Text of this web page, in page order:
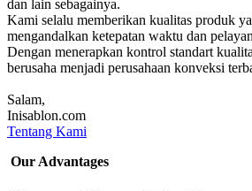
dan lain sebagainya.
Kami selalu memberikan kualitas produk
mengandalkan ketepatan waktu dan
Dengan menerapkan kontrol standart
berusaha menjadi perusahaan konveksi
Salam,
Inisablon.com
Tentang Kami
Our Advantages